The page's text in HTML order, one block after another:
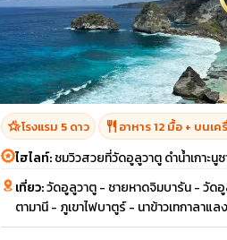
hotel_classโรงแรม 5 ดาว restaurant อาหาร 12 มื้อ + บนเค
ไฮไลท์:ชมวิวสวยที่วัดอูลูวาตู ดำน้ำเกาะ
เที่ยว:วัดอูลูวาตู - ชายหาดจิมบารัน - วัด
ตามานี - ภูเขาไฟบาตูร์ - นาข้าวเทกาลา